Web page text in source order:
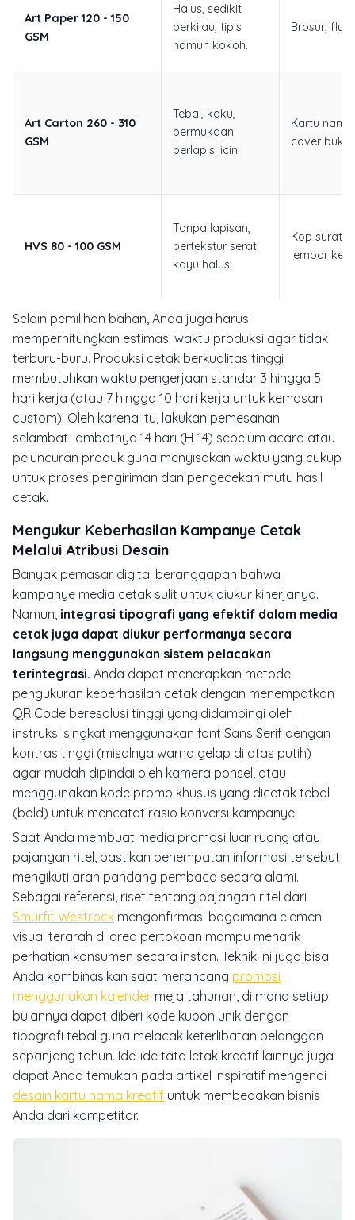
Art Paper 120 - 150
GSM
Halus, sedikit
berkilau, tipis
namun kokoh.
Brosur,
Art Carton 260 - 310
GSM
Tebal, kaku,
permukaan
berlapis licin.
Kartu
cover
HVS 80 - 100 GSM
Tanpa lapisan,
bertekstur serat
kayu halus.
Kop surat,
lembar
Selain pemilihan bahan, Anda juga harus
memperhitungkan estimasi waktu produksi agar tidak
terburu-buru. Produksi cetak berkualitas tinggi
membutuhkan waktu pengerjaan standar 3 hingga 5
hari kerja (atau 7 hingga 10 hari kerja untuk kemasan
custom). Oleh karena itu, lakukan pemesanan
selambat-lambatnya 14 hari (H-14) sebelum acara atau
peluncuran produk guna menyisakan waktu yang cukup
untuk proses pengiriman dan pengecekan mutu hasil
cetak.
Mengukur Keberhasilan Kampanye Cetak
Melalui Atribusi Desain
Banyak pemasar digital beranggapan bahwa
kampanye media cetak sulit untuk diukur kinerjanya.
Namun, integrasi tipografi yang efektif dalam media
cetak juga dapat diukur performanya secara
langsung menggunakan sistem pelacakan
terintegrasi. Anda dapat menerapkan metode
pengukuran keberhasilan cetak dengan menempatkan
QR Code beresolusi tinggi yang didampingi oleh
instruksi singkat menggunakan font Sans Serif dengan
kontras tinggi (misalnya warna gelap di atas putih)
agar mudah dipindai oleh kamera ponsel, atau
menggunakan kode promo khusus yang dicetak tebal
(bold) untuk mencatat rasio konversi kampanye.
Saat Anda membuat media promosi luar ruang atau
pajangan ritel, pastikan penempatan informasi tersebut
mengikuti arah pandang pembaca secara alami.
Sebagai referensi, riset tentang pajangan ritel dari
Smurfit Westrock mengonfirmasi bagaimana elemen
visual terarah di area pertokoan mampu menarik
perhatian konsumen secara instan. Teknik ini juga bisa
Anda kombinasikan saat merancang promosi
menggunakan kalender meja tahunan, di mana setiap
bulannya dapat diberi kode kupon unik dengan
tipografi tebal guna melacak keterlibatan pelanggan
sepanjang tahun. Ide-ide tata letak kreatif lainnya juga
dapat Anda temukan pada artikel inspiratif mengenai
desain kartu nama kreatif untuk membedakan bisnis
Anda dari kompetitor.